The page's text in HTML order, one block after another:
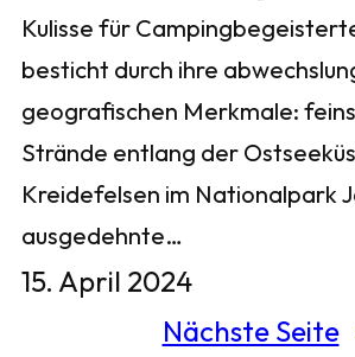
Kulisse für
besticht durch ihre
geografischen Merkmale:
Strände entlang der
Kreidefelsen im Nationalpark
ausgedehnte…
15. April 2024
Nächste Seite